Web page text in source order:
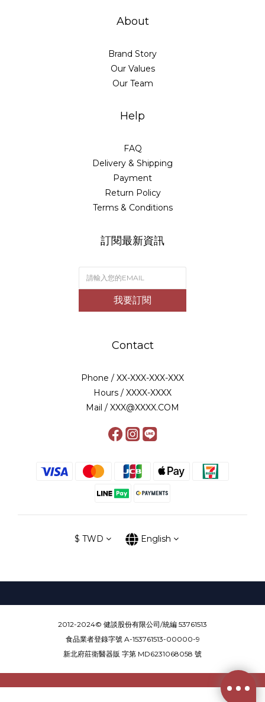
About
Brand Story
Our Values
Our Team
Help
FAQ
Delivery & Shipping
Payment
Return Policy
Terms & Conditions
訂閱最新資訊
我要訂閱
Contact
Phone / XX-XXX-XXX-XXX
Hours / XXXX-XXXX
Mail / XXX@XXXX.COM
$ TWD English
2012-2024© 健談股份有限公司/統編 53761513
食品業者登錄字號 A-153761513-00000-9
新北府莊衛醫器販 字第 MD6231068058 號